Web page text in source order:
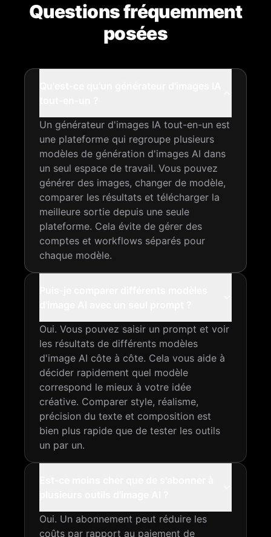
Questions fréquemment
posées
Un générateur d'images IA tout-en-un est
une plateforme qui regroupe plusieurs
modèles de génération d'images AI dans
un seul espace de travail. Vous pouvez
générer des images, changer de modèle,
comparer les résultats et télécharger la
meilleure sortie depuis une seule
plateforme. Cela évite de gérer des
comptes et workflows séparés pour
chaque modèle.
Oui. Vous pouvez saisir un prompt et voir
les résultats de différents modèles
d'image AI côte à côte. Cela vous aide à
décider rapidement quel modèle
correspond le mieux à votre idée
créative. Comparer style, réalisme,
précision du texte et composition est
bien plus rapide que de tester les outils
un par un.
Oui. Un abonnement peut réduire les
coûts par rapport au paiement de